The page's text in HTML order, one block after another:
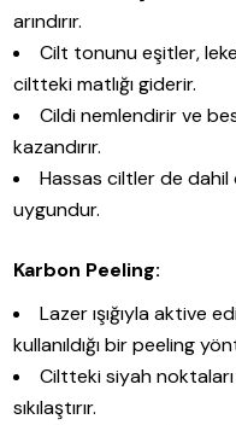
arındırır.
Cilt tonunu eşitler,
ciltteki matlığı giderir.
Cildi nemlendirir ve
kazandırır.
Hassas ciltler de
uygundur.
Karbon Peeling:
Lazer ışığıyla aktive
kullanıldığı bir peeling
Ciltteki siyah
sıkılaştırır.